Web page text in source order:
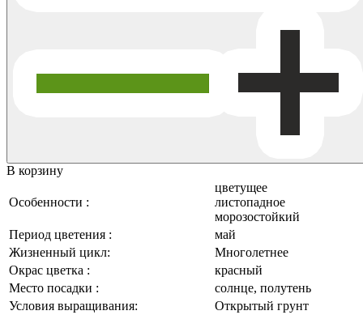
В корзину
Особенности :
цветущее
листопадное
морозостойкий
Период цветения :
май
Жизненный цикл:
Многолетнее
Окрас цветка :
красный
Место посадки :
солнце, полутень
Условия выращивания:
Открытый грунт